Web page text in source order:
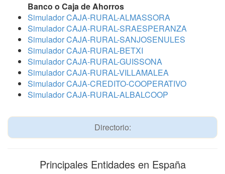
Banco o Caja de Ahorros
Simulador CAJA-RURAL-ALMASSORA
Simulador CAJA-RURAL-SRAESPERANZA
Simulador CAJA-RURAL-SANJOSENULES
Simulador CAJA-RURAL-BETXI
Simulador CAJA-RURAL-GUISSONA
Simulador CAJA-RURAL-VILLAMALEA
Simulador CAJA-CREDITO-COOPERATIVO
Simulador CAJA-RURAL-ALBALCOOP
Directorio:
Principales Entidades en España